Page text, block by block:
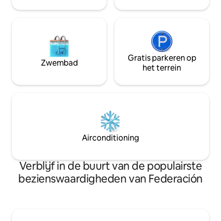
verblijf 2 nachten.
Zwembad
Gratis parkeren op
het terrein
Airconditioning
Verblijf in de buurt van de populairste
bezienswaardigheden van Federación